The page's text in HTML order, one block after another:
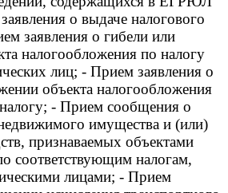
о выдаче налогового
заявления о гибели или
налогообложения по налогу
лиц; - Прием заявления о
объекта налогообложения
- Прием сообщения о
имущества и (или)
признаваемых объектами
соответствующим налогам,
лицами; - Прием